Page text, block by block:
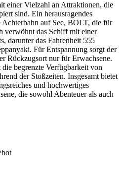
einer Vielzahl an Attraktionen, die
sind. Ein herausragendes
auf See, BOLT, die für
verwöhnt das Schiff mit einer
darunter das Fahrenheit 555
Für Entspannung sorgt der
Rückzugsort nur für Erwachsene.
begrenzte Verfügbarkeit von
der Stoßzeiten. Insgesamt bietet
und hochwertiges
die sowohl Abenteuer als auch